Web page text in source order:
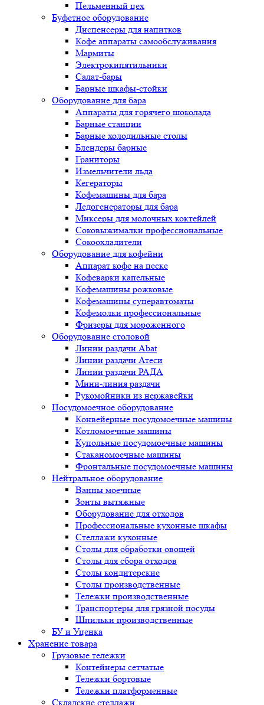
Пельменный цех
Буфетное оборудование
Диспенсеры для напитков
Кофе аппараты самообслуживания
Мармиты
Электрокипятильники
Cалат-бары
Барные шкафы-стойки
Оборудование для бара
Аппараты для горячего шоколада
Барные станции
Барные холодильные столы
Блендеры барные
Граниторы
Измельчители льда
Кегераторы
Кофемашины для бара
Ледогенераторы для бара
Миксеры для молочных коктейлей
Соковыжималки профессиональные
Сокоохладители
Оборудование для кофейни
Аппарат кофе на песке
Кофеварки капельные
Кофемашины рожковые
Кофемашины суперавтоматы
Кофемолки профессиональные
Фризеры для мороженного
Оборудование столовой
Линии раздачи Abat
Линии раздачи Атеси
Линии раздачи РАДА
Мини-линия раздачи
Рукомойники из нержавейки
Посудомоечное оборудование
Конвейерные посудомоечные машины
Котломоечные машины
Купольные посудомоечные машины
Стаканомоечные машины
Фронтальные посудомоечные машины
Нейтральное оборудование
Ванны моечные
Зонты вытяжные
Оборудование для отходов
Профессиональные кухонные шкафы
Стеллажи кухонные
Столы для обработки овощей
Столы для сбора отходов
Столы кондитерские
Столы производственные
Тележки производственные
Транспортеры для грязной посуды
Шпильки производственные
БУ и Уценка
Хранение товара
Грузовые тележки
Контейнеры сетчатые
Тележки бортовые
Тележки платформенные
Складские стеллажи